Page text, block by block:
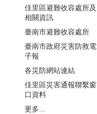
佳里區避難收容處所及
相關資訊
臺南市避難收容處所
臺南市政府災害防救電
子報
各災防網站連結
佳里區災害通報聯繫窗
口資料
更多...